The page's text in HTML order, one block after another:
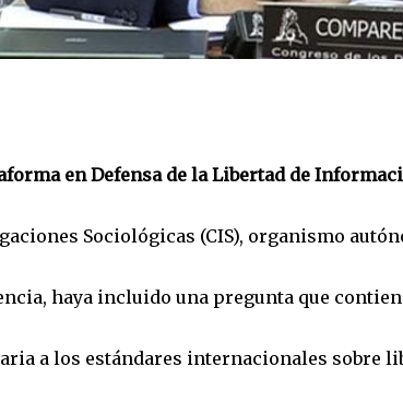
en Defensa de la Libertad de
Sociológicas (CIS), organismo
haya incluido una pregunta que
a los estándares internacionales sobre